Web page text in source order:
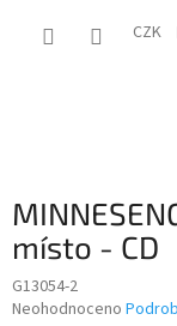
CZK
místo - CD
G13054-2
Průměrné
Neohodnoceno